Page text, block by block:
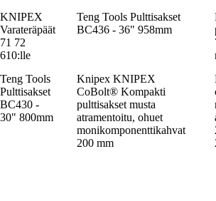
KNIPEX
Varateräpäät
71 72
610:lle
Teng Tools Pulttisakset
BC436 - 36" 958mm
Teng Tools
Pulttisakset
BC430 -
30" 800mm
Knipex KNIPEX
CoBolt® Kompakti
pulttisakset musta
atramentoitu, ohuet
monikomponenttikahvat
200 mm